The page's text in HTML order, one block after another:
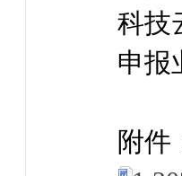
科技
申报
附件